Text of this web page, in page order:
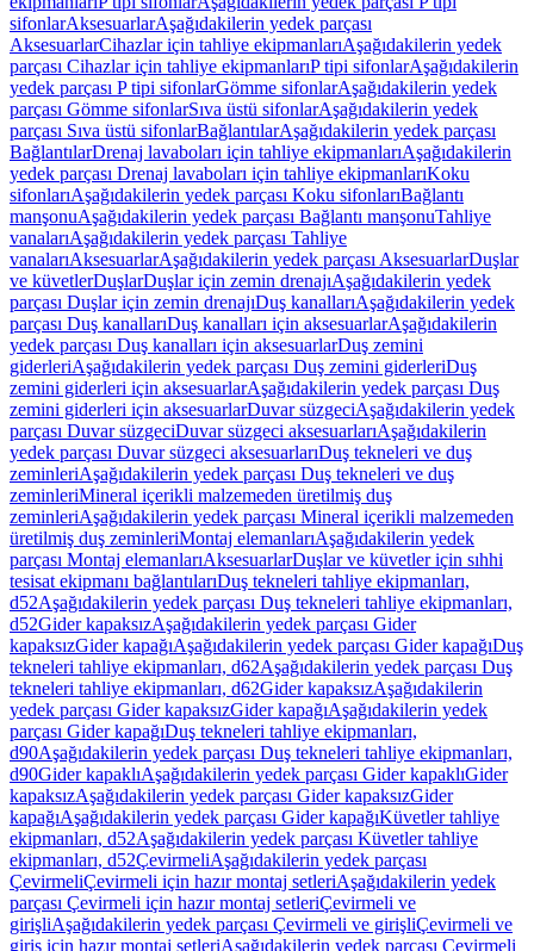
sifonlarAksesuarlarAşağıdakilerin yedek parçası
AksesuarlarCihazlar için tahliye ekipmanlarıAşağıdakilerin yedek
parçası Cihazlar için tahliye ekipmanlarıP tipi sifonlarAşağıdakilerin
yedek parçası P tipi sifonlarGömme sifonlarAşağıdakilerin yedek
parçası Gömme sifonlarSıva üstü sifonlarAşağıdakilerin yedek
parçası Sıva üstü sifonlarBağlantılarAşağıdakilerin yedek parçası
BağlantılarDrenaj lavaboları için tahliye ekipmanlarıAşağıdakilerin
yedek parçası Drenaj lavaboları için tahliye ekipmanlarıKoku
sifonlarıAşağıdakilerin yedek parçası Koku sifonlarıBağlantı
manşonuAşağıdakilerin yedek parçası Bağlantı manşonuTahliye
vanalarıAşağıdakilerin yedek parçası Tahliye
vanalarıAksesuarlarAşağıdakilerin yedek parçası AksesuarlarDuşlar
ve küvetlerDuşlarDuşlar için zemin drenajıAşağıdakilerin yedek
parçası Duşlar için zemin drenajıDuş kanallarıAşağıdakilerin yedek
parçası Duş kanallarıDuş kanalları için aksesuarlarAşağıdakilerin
yedek parçası Duş kanalları için aksesuarlarDuş zemini
giderleriAşağıdakilerin yedek parçası Duş zemini giderleriDuş
zemini giderleri için aksesuarlarAşağıdakilerin yedek parçası Duş
zemini giderleri için aksesuarlarDuvar süzgeciAşağıdakilerin yedek
parçası Duvar süzgeciDuvar süzgeci aksesuarlarıAşağıdakilerin
yedek parçası Duvar süzgeci aksesuarlarıDuş tekneleri ve duş
zeminleriAşağıdakilerin yedek parçası Duş tekneleri ve duş
zeminleriMineral içerikli malzemeden üretilmiş duş
zeminleriAşağıdakilerin yedek parçası Mineral içerikli malzemeden
üretilmiş duş zeminleriMontaj elemanlarıAşağıdakilerin yedek
parçası Montaj elemanlarıAksesuarlarDuşlar ve küvetler için sıhhi
tesisat ekipmanı bağlantılarıDuş tekneleri tahliye ekipmanları,
d52Aşağıdakilerin yedek parçası Duş tekneleri tahliye ekipmanları,
d52Gider kapaksızAşağıdakilerin yedek parçası Gider
kapaksızGider kapağıAşağıdakilerin yedek parçası Gider kapağıDuş
tekneleri tahliye ekipmanları, d62Aşağıdakilerin yedek parçası Duş
tekneleri tahliye ekipmanları, d62Gider kapaksızAşağıdakilerin
yedek parçası Gider kapaksızGider kapağıAşağıdakilerin yedek
parçası Gider kapağıDuş tekneleri tahliye ekipmanları,
d90Aşağıdakilerin yedek parçası Duş tekneleri tahliye ekipmanları,
d90Gider kapaklıAşağıdakilerin yedek parçası Gider kapaklıGider
kapaksızAşağıdakilerin yedek parçası Gider kapaksızGider
kapağıAşağıdakilerin yedek parçası Gider kapağıKüvetler tahliye
ekipmanları, d52Aşağıdakilerin yedek parçası Küvetler tahliye
ekipmanları, d52ÇevirmeliAşağıdakilerin yedek parçası
ÇevirmeliÇevirmeli için hazır montaj setleriAşağıdakilerin yedek
parçası Çevirmeli için hazır montaj setleriÇevirmeli ve
girişliAşağıdakilerin yedek parçası Çevirmeli ve girişliÇevirmeli ve
giriş için hazır montaj setleriAşağıdakilerin yedek parçası Çevirmeli